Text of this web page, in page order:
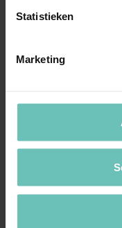
Statistieken
Marketing
aanbesteding.
19 MEI 2016
Uitspraak Hoge